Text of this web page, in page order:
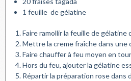
1 feuille de gélatine
Faire ramollir la feuille de gélatine
Mettre la creme fraîche dans une
Faire chauffer à feu moyen en
Hors du feu, ajouter la gélatine
Répartir la préparation rose dans